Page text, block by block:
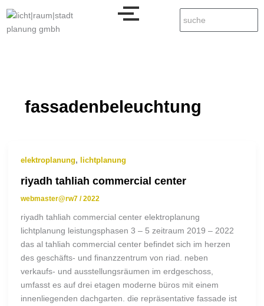
fassadenbeleuchtung
elektroplanung, lichtplanung
riyadh tahliah commercial center
webmaster@rw7 /2022
riyadh tahliah commercial center elektroplanung
lichtplanung leistungsphasen 3 – 5 zeitraum 2019 – 2022
das al tahliah commercial center befindet sich im herzen
des geschäfts- und finanzzentrum von riad. neben
verkaufs- und ausstellungsräumen im erdgeschoss,
umfasst es auf drei etagen moderne büros mit einem
innenliegenden dachgarten. die repräsentative fassade ist